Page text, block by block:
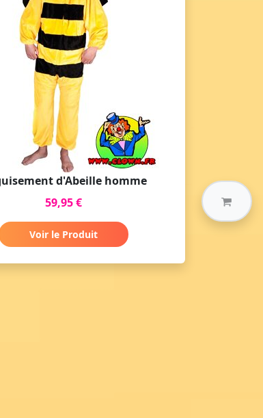
d'Abeille homme
59,95 €
Voir le Produit